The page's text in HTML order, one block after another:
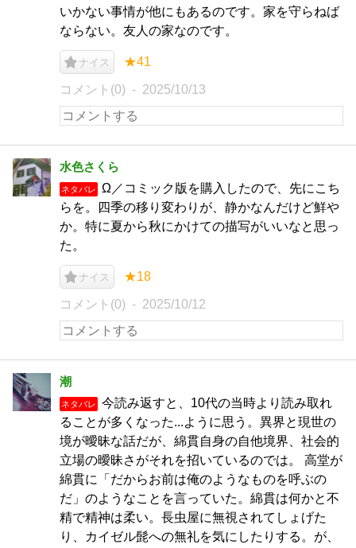
いかない事情が他にもあるのです。家を守らねば
ならない。友人の家なのです。
ナイス ★41
コメント(0) 2025/10/13
水色さくら
ネタバレ
Ω／コミック版を購入したので、先にこち
らを。四季の移り変わりが、静かなんだけど鮮や
か。特に夏から秋にかけての描写がいいなと思っ
た。
ナイス ★18
コメント(0) 2025/10/12
潮
ネタバレ
今読み返すと、10代の当時より読み取れ
ることが多くなった...ように思う。異界と現世の
境が曖昧な話だが、綿貫自身の自他境界、社会的
立場の曖昧さがそれを招いているのでは。 高堂が
綿貫に「だからお前は俺のようなものを呼ぶの
だ」のようなことを言っていた。綿貫は何かと不
精で精神は柔い。長虫屋に無視されてしょげた
り、カイゼル髭への無礼を気にしたりする。が、